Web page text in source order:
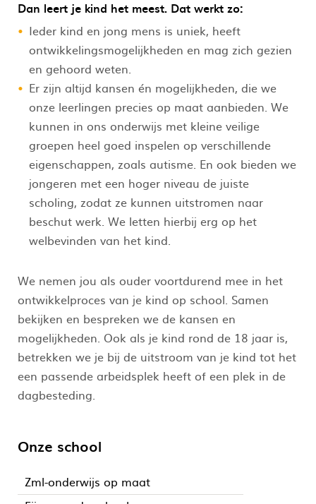
Dan leert je kind het meest. Dat werkt zo:
Ieder kind en jong mens is uniek, heeft
ontwikkelingsmogelijkheden en mag zich gezien
en gehoord weten.
Er zijn altijd kansen én mogelijkheden, die we
onze leerlingen precies op maat aanbieden. We
kunnen in ons onderwijs met kleine veilige
groepen heel goed inspelen op verschillende
eigenschappen, zoals autisme. En ook bieden we
jongeren met een hoger niveau de juiste
scholing, zodat ze kunnen uitstromen naar
beschut werk. We letten hierbij erg op het
welbevinden van het kind.
We nemen jou als ouder voortdurend mee in het
ontwikkelproces van je kind op school. Samen
bekijken en bespreken we de kansen en
mogelijkheden. Ook als je kind rond de 18 jaar is,
betrekken we je bij de uitstroom van je kind tot het
een passende arbeidsplek heeft of een plek in de
dagbesteding.
Onze school
Zml-onderwijs op maat